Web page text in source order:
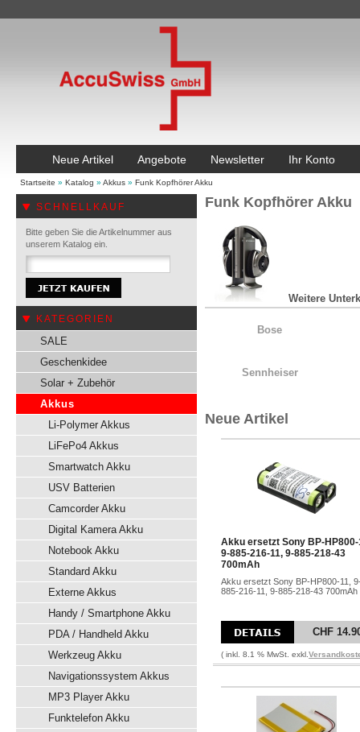
Neue Artikel Angebote Newsletter Ihr Konto
Startseite » Katalog » Akkus » Funk Kopfhörer Akku
SCHNELLKAUF
Bitte geben Sie die Artikelnummer aus
unserem Katalog ein.
KATEGORIEN
SALE
Geschenkidee
Solar + Zubehör
Akkus
Li-Polymer Akkus
LiFePo4 Akkus
Smartwatch Akku
USV Batterien
Camcorder Akku
Digital Kamera Akku
Notebook Akku
Standard Akku
Externe Akkus
Handy / Smartphone Akku
PDA / Handheld Akku
Werkzeug Akku
Navigationssystem Akkus
MP3 Player Akku
Funktelefon Akku
Funk Kopfhörer Akku
Weitere
Bose
Sennheiser
Neue Artikel
Akku ersetzt Sony BP-HP800-
9-885-216-11, 9-885-218-43
700mAh
Akku ersetzt Sony BP-HP800-11,
885-216-11, 9-885-218-43 700mAh
CHF
( inkl. 8.1 % MwSt. exkl.